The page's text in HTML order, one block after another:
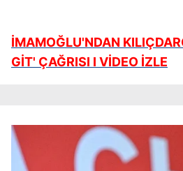
İMAMOĞLU'NDAN
GİT' ÇAĞRISI I VİDEO İZLE